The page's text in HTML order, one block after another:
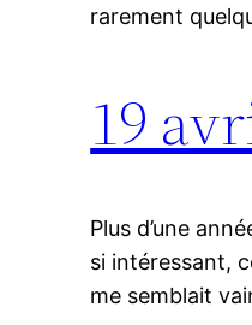
rarement
19
Plus d’une
si intéressant,
me semblait